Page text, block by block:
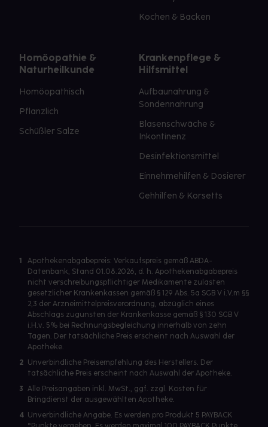
Kochen & Backen
Homöopathie &
Naturheilkunde
Homöopathisch
Pflanzlich
Schüßler Salze
Krankenpflege &
Hilfsmittel
Aufbaunahrung &
Sondennahrung
Blasenschwäche &
Inkontinenz
Desinfektionsmittel
Einnehmehilfen & Dosierer
Gehhilfen & Korsetts
1
Apothekenabgabepreis: Verkaufspreis gemäß ABDA-
Datenbank, Stand 01.08.2026, d. h. Apothekenabgabepreis
nicht verschreibungspflichtiger Medikamente zulasten
gesetzlicher Krankenkassen gemäß § 129 Abs. 5a SGB V i.V.m §§
2,3 der Arzneimittelpreisverordnung, abzüglich eines
Abschlags zugunsten der Krankenkasse gemäß § 130 SGB V
i.H.v. 5% bei Rechnungsbegleichung innerhalb von zehn
Tagen. Der tatsächliche Preis erscheint nach Auswahl der
Apotheke.
2 Unverbindliche Preisempfehlung des Herstellers. Der
tatsächliche Preis erscheint nach Auswahl der Apotheke.
3 Alle Preisangaben inkl. MwSt., ggf. zzgl. Kosten für
Bringdienst der ausgewählten Apotheke.
4 Unverbindliche Angabe. Es werden pro Produkt 5 PAYBACK